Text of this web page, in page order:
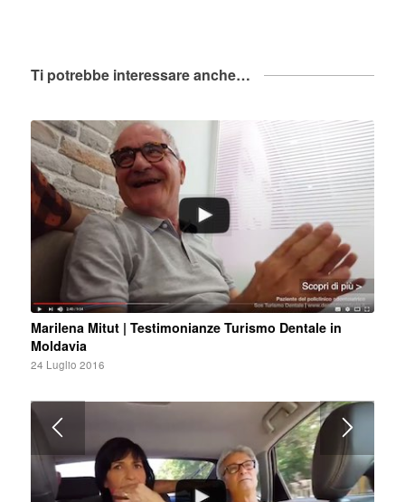
Ti potrebbe interessare anche…
Marilena Mitut | Testimonianze Turismo Dentale in
Moldavia
24 Luglio 2016